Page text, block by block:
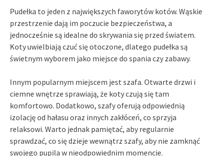
Pudełka to jeden z największych faworytów kotów. Wąskie
przestrzenie dają im poczucie bezpieczeństwa, a
jednocześnie są idealne do skrywania się przed światem.
Koty uwielbiają czuć się otoczone, dlatego pudełka są
świetnym wyborem jako miejsce do spania czy zabawy.
Innym popularnym miejscem jest szafa. Otwarte drzwi i
ciemne wnętrze sprawiają, że koty czują się tam
komfortowo. Dodatkowo, szafy oferują odpowiednią
izolację od hałasu oraz innych zakłóceń, co sprzyja
relaksowi. Warto jednak pamiętać, aby regularnie
sprawdzać, co się dzieje wewnątrz szafy, aby nie zamknąć
swojego pupila w nieodpowiednim momencie.